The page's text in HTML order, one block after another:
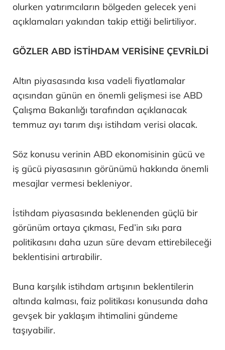
olurken yatırımcıların bölgeden gelecek yeni
açıklamaları yakından takip ettiği belirtiliyor.
GÖZLER ABD İSTİHDAM VERİSİNE ÇEVRİLDİ
Altın piyasasında kısa vadeli fiyatlamalar
açısından günün en önemli gelişmesi ise ABD
Çalışma Bakanlığı tarafından açıklanacak
temmuz ayı tarım dışı istihdam verisi olacak.
Söz konusu verinin ABD ekonomisinin gücü ve
iş gücü piyasasının görünümü hakkında önemli
mesajlar vermesi bekleniyor.
İstihdam piyasasında beklenenden güçlü bir
görünüm ortaya çıkması, Fed’in sıkı para
politikasını daha uzun süre devam ettirebileceği
beklentisini artırabilir.
Buna karşılık istihdam artışının beklentilerin
altında kalması, faiz politikası konusunda daha
gevşek bir yaklaşım ihtimalini gündeme
taşıyabilir.